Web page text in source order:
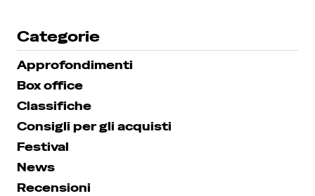
Categorie
Approfondimenti
Box office
Classifiche
Consigli per gli acquisti
Festival
News
Recensioni